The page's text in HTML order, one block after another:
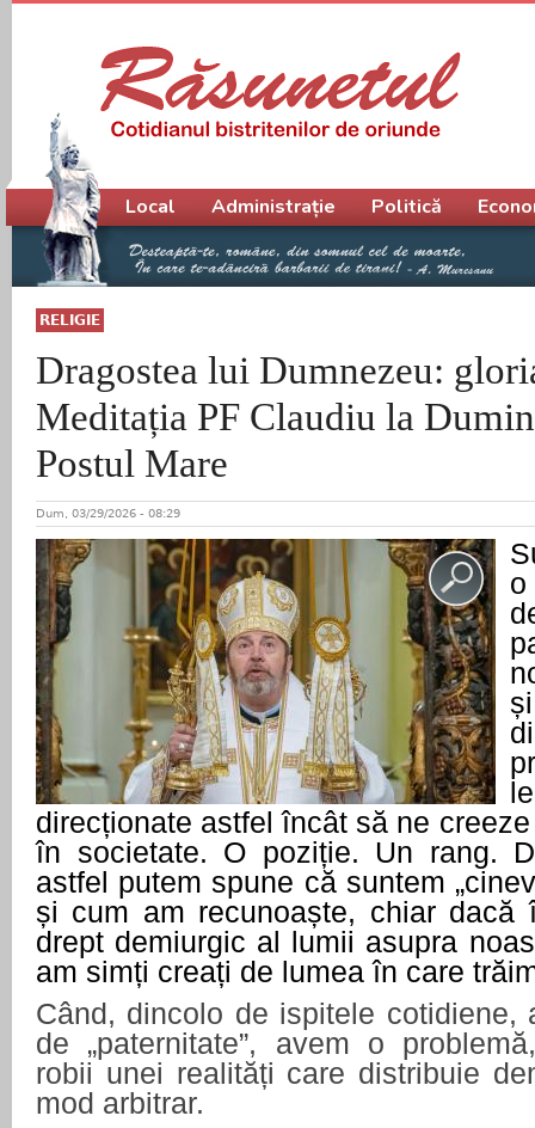
RELIGIE
Dragostea lui Dumnezeu:
Meditația PF Claudiu la
Postul Mare
Dum, 03/29/2026 - 08:29
o
direcționate astfel încât să ne
în societate. O poziție. Un rang.
astfel putem spune că suntem
și cum am recunoaște, chiar dacă
drept demiurgic al lumii asupra
am simți creați de lumea în care
Când, dincolo de ispitele cotidiene,
de „paternitate”, avem o
robii unei realități care distribuie
mod arbitrar.
Meniu principal
Local Administrație Politică